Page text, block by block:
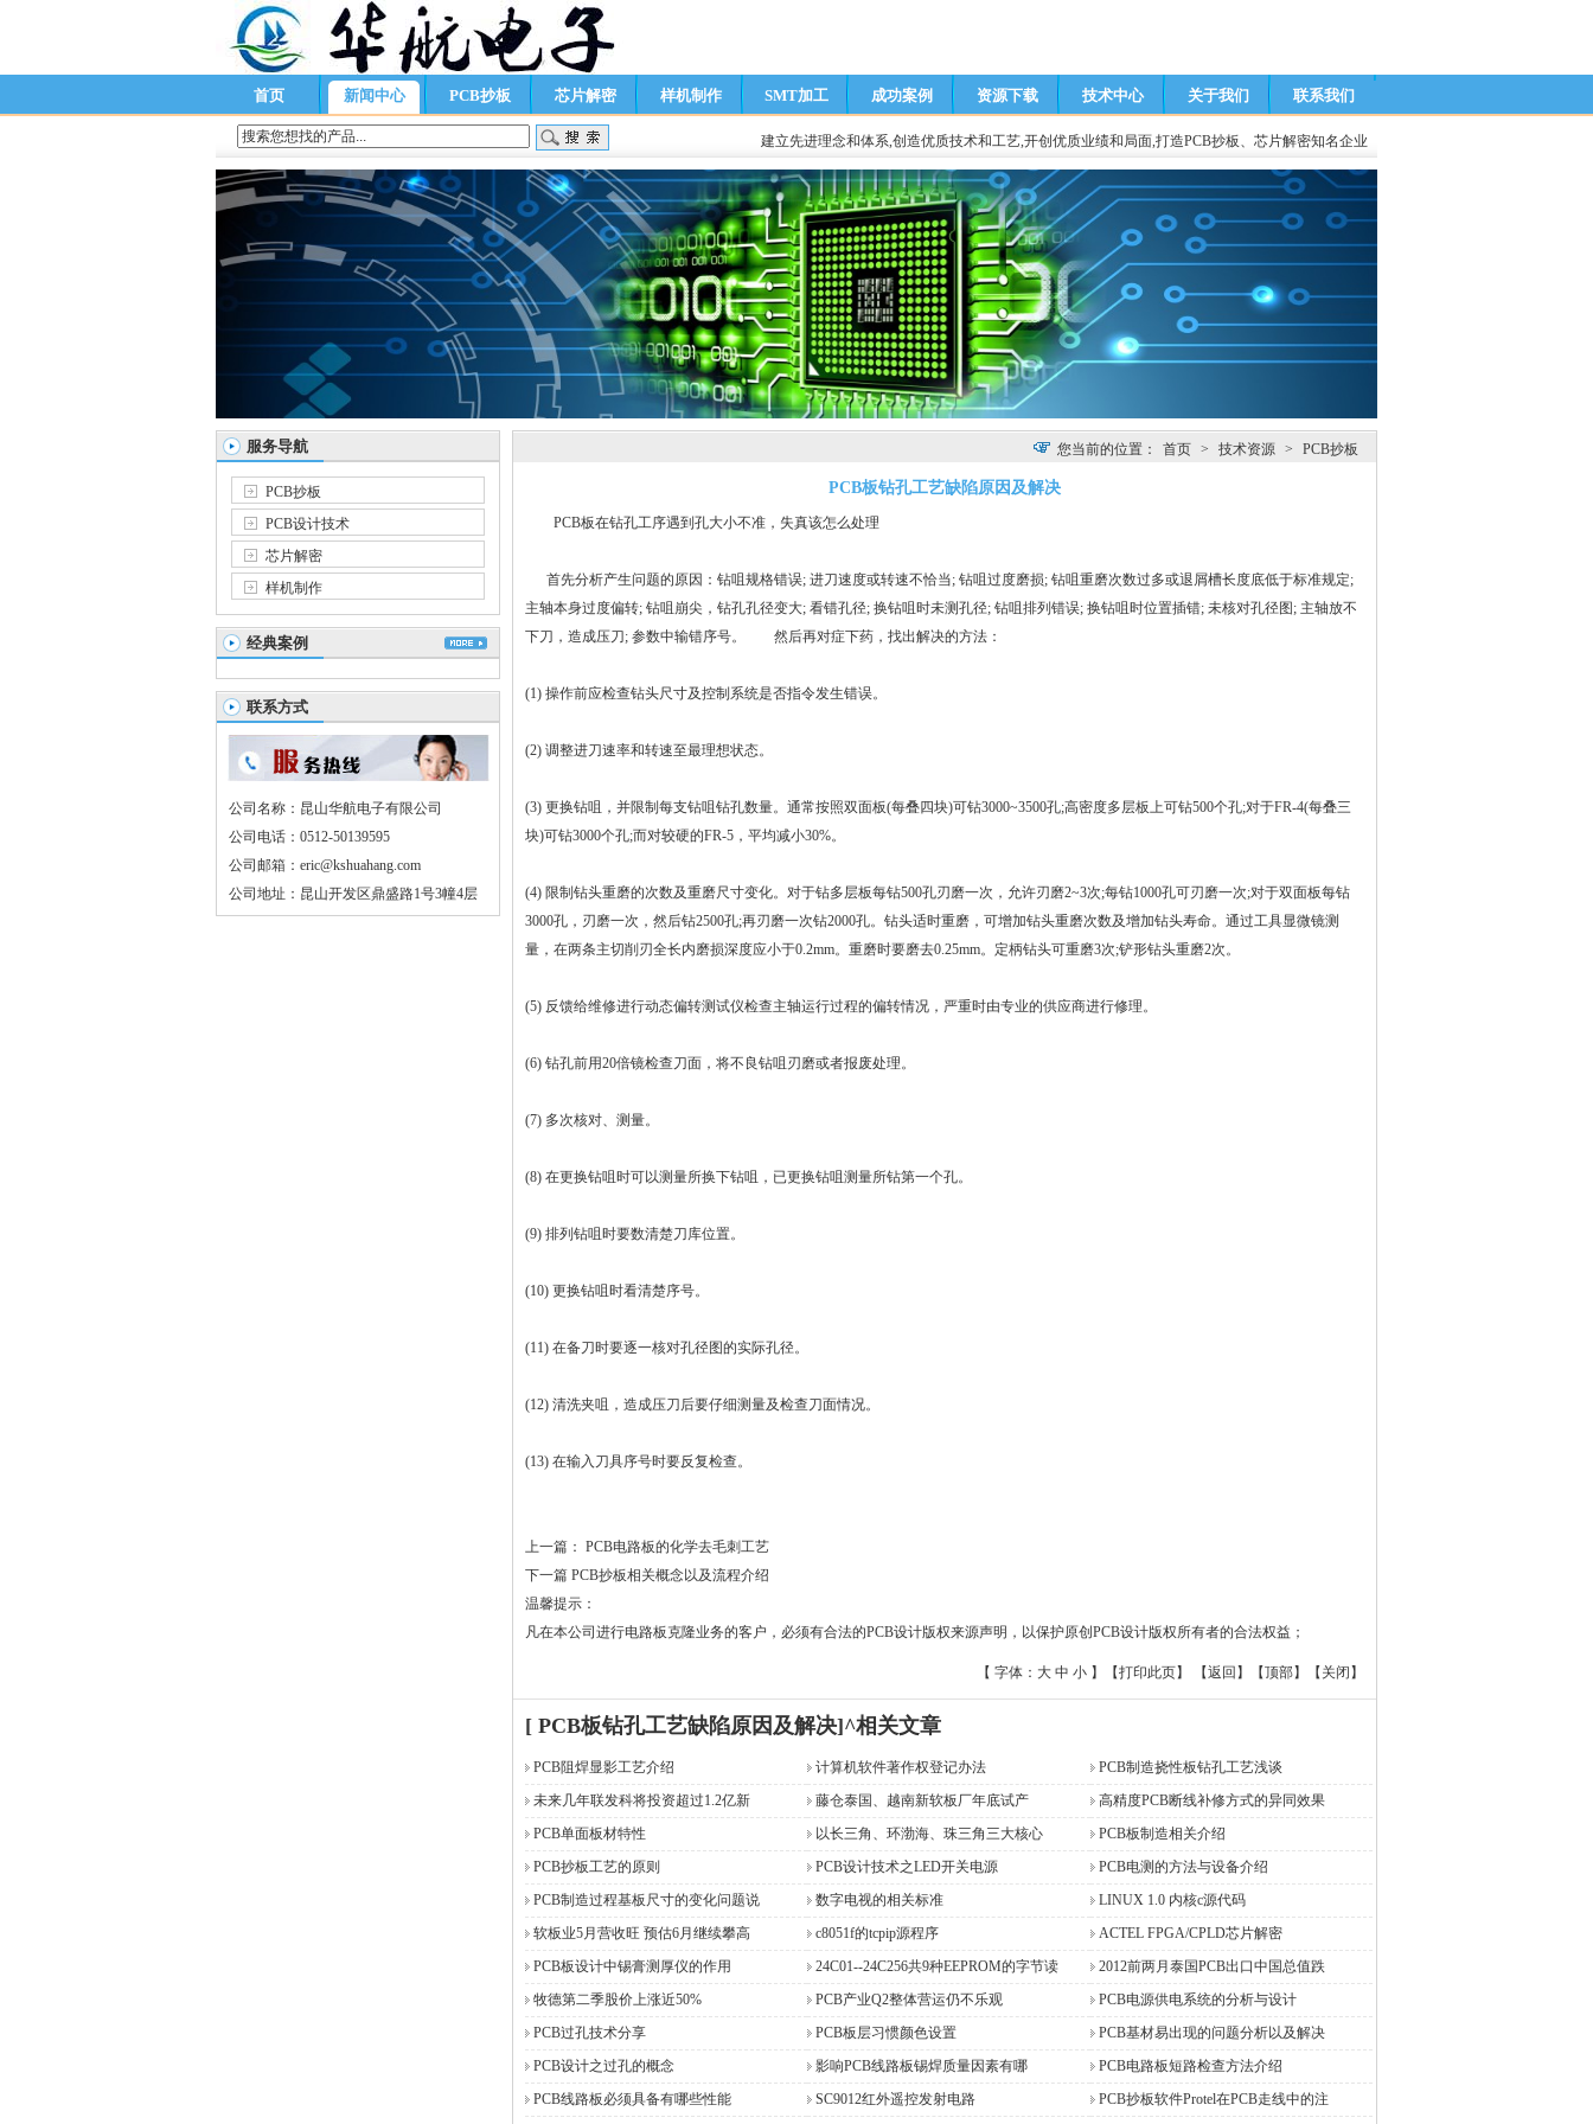
首页 新闻中心 PCB抄板 芯片解密 样机制作 SMT加工 成功案例 资源下载 技术中心 关于我们 联系我们
建立先进理念和体系,创造优质技术和工艺,开创优质业绩和局面,打造PCB抄板、芯片解密知名企业
服务导航
PCB抄板
PCB设计技术
芯片解密
样机制作
经典案例
联系方式
公司名称：昆山华航电子有限公司
公司电话：0512-50139595
公司邮箱：eric@kshuahang.com
公司地址：昆山开发区鼎盛路1号3幢4层
您当前的位置： 首页 > 技术资源 > PCB抄板
PCB板钻孔工艺缺陷原因及解决
PCB板在钻孔工序遇到孔大小不准，失真该怎么处理
首先分析产生问题的原因：钻咀规格错误; 进刀速度或转速不恰当; 钻咀过度磨损; 钻咀重磨次数过多或退屑槽长度底低于标准规定;
主轴本身过度偏转; 钻咀崩尖，钻孔孔径变大; 看错孔径; 换钻咀时未测孔径; 钻咀排列错误; 换钻咀时位置插错; 未核对孔径图; 主轴放不
下刀，造成压刀; 参数中输错序号。 然后再对症下药，找出解决的方法：
(1) 操作前应检查钻头尺寸及控制系统是否指令发生错误。
(2) 调整进刀速率和转速至最理想状态。
(3) 更换钻咀，并限制每支钻咀钻孔数量。通常按照双面板(每叠四块)可钻3000~3500孔;高密度多层板上可钻500个孔;对于FR-4(每叠三
块)可钻3000个孔;而对较硬的FR-5，平均减小30%。
(4) 限制钻头重磨的次数及重磨尺寸变化。对于钻多层板每钻500孔刃磨一次，允许刃磨2~3次;每钻1000孔可刃磨一次;对于双面板每钻
3000孔，刃磨一次，然后钻2500孔;再刃磨一次钻2000孔。钻头适时重磨，可增加钻头重磨次数及增加钻头寿命。通过工具显微镜测
量，在两条主切削刃全长内磨损深度应小于0.2mm。重磨时要磨去0.25mm。定柄钻头可重磨3次;铲形钻头重磨2次。
(5) 反馈给维修进行动态偏转测试仪检查主轴运行过程的偏转情况，严重时由专业的供应商进行修理。
(6) 钻孔前用20倍镜检查刀面，将不良钻咀刃磨或者报废处理。
(7) 多次核对、测量。
(8) 在更换钻咀时可以测量所换下钻咀，已更换钻咀测量所钻第一个孔。
(9) 排列钻咀时要数清楚刀库位置。
(10) 更换钻咀时看清楚序号。
(11) 在备刀时要逐一核对孔径图的实际孔径。
(12) 清洗夹咀，造成压刀后要仔细测量及检查刀面情况。
(13) 在输入刀具序号时要反复检查。
上一篇： PCB电路板的化学去毛刺工艺
下一篇 PCB抄板相关概念以及流程介绍
温馨提示：
凡在本公司进行电路板克隆业务的客户，必须有合法的PCB设计版权来源声明，以保护原创PCB设计版权所有者的合法权益；
【 字体： 大 中 小 】【打印此页】 【返回 】【顶部】【 关闭 】
[ PCB板钻孔工艺缺陷原因及解决]^相关文章
PCB阻焊显影工艺介绍 计算机软件著作权登记办法
PCB制造挠性板钻孔工艺浅谈
未来几年联发科将投资超过1.2亿新
藤仓泰国、越南新软板厂年底试产
高精度PCB断线补修方式的异同效果
PCB单面板材特性
以长三角、环渤海、珠三角三大核心
PCB板制造相关介绍
PCB抄板工艺的原则
PCB设计技术之LED开关电源
PCB电测的方法与设备介绍
PCB制造过程基板尺寸的变化问题说
数字电视的相关标准
LINUX 1.0 内核c源代码
软板业5月营收旺 预估6月继续攀高
c8051f的tcpip源程序
ACTEL FPGA/CPLD芯片解密
PCB板设计中锡膏测厚仪的作用
24C01--24C256共9种EEPROM的字节读
2012前两月泰国PCB出口中国总值跌
牧德第二季股价上涨近50%
PCB产业Q2整体营运仍不乐观
PCB电源供电系统的分析与设计
PCB过孔技术分享
PCB板层习惯颜色设置
PCB基材易出现的问题分析以及解决
PCB设计之过孔的概念
影响PCB线路板锡焊质量因素有哪
PCB电路板短路检查方法介绍
PCB线路板必须具备有哪些性能
SC9012红外遥控发射电路 PCB抄板软件Protel在PCB走线中的注